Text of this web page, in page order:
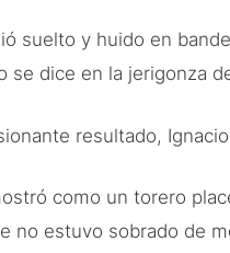
suelto y huido en
se dice en la jerigonza
resultado,
como un torero
no estuvo sobrado de